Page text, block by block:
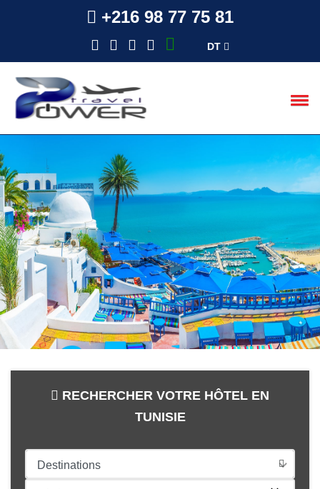
+216 98 77 75 81
DT
RECHERCHER VOTRE HÔTEL EN
TUNISIE
Destinations